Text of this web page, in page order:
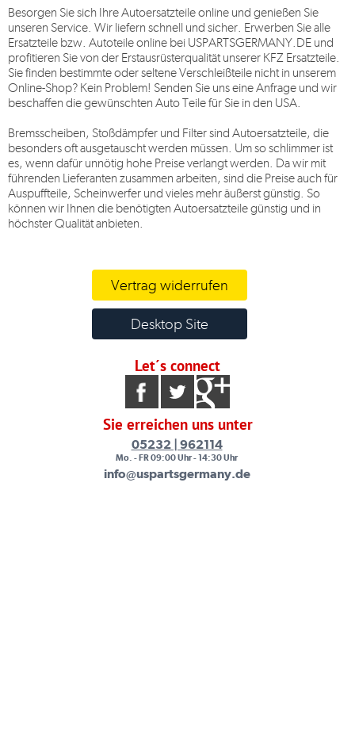
Besorgen Sie sich Ihre Autoersatzteile online und genießen Sie
unseren Service. Wir liefern schnell und sicher. Erwerben Sie alle
Ersatzteile bzw. Autoteile online bei USPARTSGERMANY.DE und
profitieren Sie von der Erstausrüsterqualität unserer KFZ Ersatzteile.
Sie finden bestimmte oder seltene Verschleißteile nicht in unserem
Online-Shop? Kein Problem! Senden Sie uns eine Anfrage und wir
beschaffen die gewünschten Auto Teile für Sie in den USA.
Bremsscheiben, Stoßdämpfer und Filter sind Autoersatzteile, die
besonders oft ausgetauscht werden müssen. Um so schlimmer ist
es, wenn dafür unnötig hohe Preise verlangt werden. Da wir mit
führenden Lieferanten zusammen arbeiten, sind die Preise auch für
Auspuffteile, Scheinwerfer und vieles mehr äußerst günstig. So
können wir Ihnen die benötigten Autoersatzteile günstig und in
höchster Qualität anbieten.
Vertrag widerrufen
Desktop Site
Let´s connect
Sie erreichen uns unter
05232 | 962114
Mo. - FR 09:00 Uhr - 14:30 Uhr
info@uspartsgermany.de